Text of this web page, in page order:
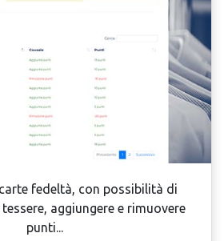
fedeltà, con possibilità di
aggiungere e rimuovere
punti...